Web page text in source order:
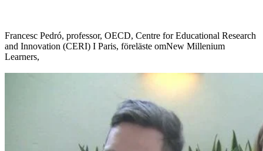
Francesc Pedró, professor, OECD, Centre for Educational Research
and Innovation (CERI) I Paris, föreläste omNew Millenium
Learners,